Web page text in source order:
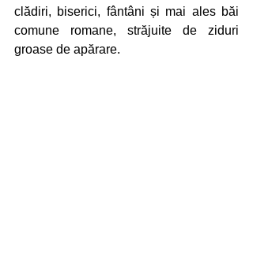
clădiri, biserici, fântâni și mai ales băi
comune romane, străjuite de ziduri
groase de apărare.